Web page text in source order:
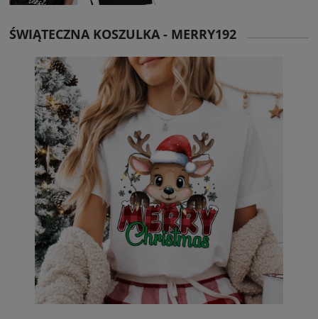
ŚWIĄTECZNA KOSZULKA - MERRY192